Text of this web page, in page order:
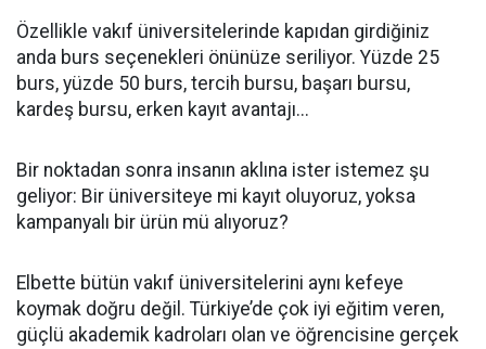
Özellikle vakıf üniversitelerinde kapıdan girdiğiniz
anda burs seçenekleri önünüze seriliyor. Yüzde 25
burs, yüzde 50 burs, tercih bursu, başarı bursu,
kardeş bursu, erken kayıt avantajı...
Bir noktadan sonra insanın aklına ister istemez şu
geliyor: Bir üniversiteye mi kayıt oluyoruz, yoksa
kampanyalı bir ürün mü alıyoruz?
Elbette bütün vakıf üniversitelerini aynı kefeye
koymak doğru değil. Türkiye’de çok iyi eğitim veren,
güçlü akademik kadroları olan ve öğrencisine gerçek